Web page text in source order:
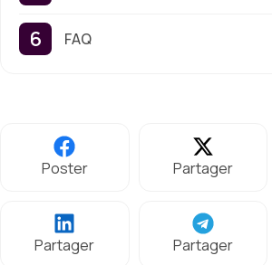
FAQ
Poster Partager
Partager Partager